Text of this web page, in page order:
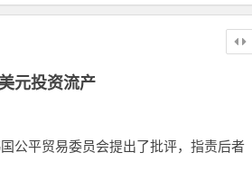
元投资流产
公平贸易委员会提出了批评，指责后者